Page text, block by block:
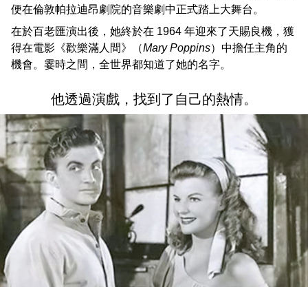
便在倫敦帕拉迪昂劇院的音樂劇中正式踏上大舞台。
在於百老匯演出後，她終於在 1964 年迎來了天賜良機，獲
得在電影《歡樂滿人間》（Mary Poppins）中擔任主角的
機會。霎時之間，全世界都知道了她的名字。
他透過演戲，找到了自己的熱情。